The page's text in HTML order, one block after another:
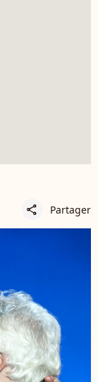
share Partager